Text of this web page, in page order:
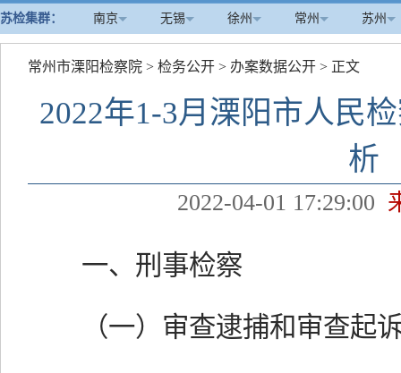
苏检集群： 南京 无锡 徐州 常州 苏州
常州市溧阳检察院 > 检务公开 > 办案数据公开 > 正文
2022年1-3月溧阳市人民
析
2022-04-01 17:29:00
一、刑事检察
（一）审查逮捕和审查起